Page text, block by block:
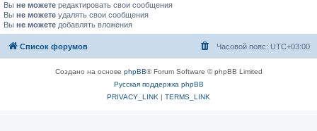
Вы не можете редактировать свои сообщения
Вы не можете удалять свои сообщения
Вы не можете добавлять вложения
Список форумов Часовой пояс: UTC+03:00
Создано на основе phpBB® Forum Software © phpBB Limited
Русская поддержка phpBB
PRIVACY_LINK | TERMS_LINK